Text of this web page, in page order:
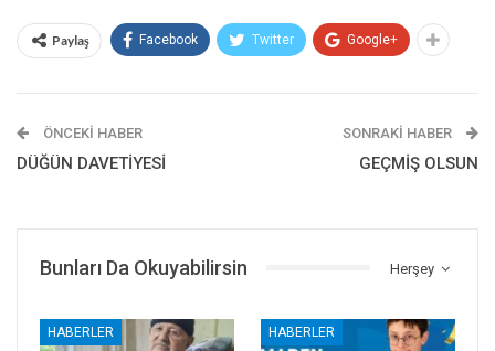
Paylaş Facebook Twitter Google+
ÖNCEKI HABER
DÜĞÜN DAVETİYESİ
SONRAKI HABER
GEÇMİŞ OLSUN
Herşey
Bunları Da Okuyabilirsin
HABERLER HABERLER